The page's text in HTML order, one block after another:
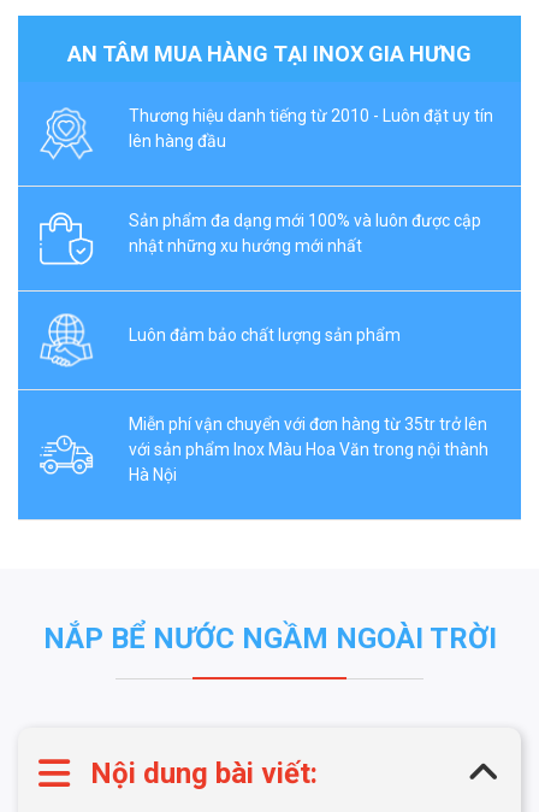
AN TÂM MUA HÀNG TẠI INOX GIA HƯNG
Thương hiệu danh tiếng từ 2010 - Luôn đặt uy tín
lên hàng đầu
Sản phẩm đa dạng mới 100% và luôn được cập
nhật những xu hướng mới nhất
Luôn đảm bảo chất lượng sản phẩm
Miễn phí vận chuyển với đơn hàng từ 35tr trở lên
với sản phẩm Inox Màu Hoa Văn trong nội thành
Hà Nội
NẮP BỂ NƯỚC NGẦM NGOÀI TRỜI
Nội dung bài viết: